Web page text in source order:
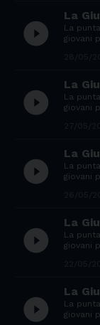
play_circle_filled
La
La
giovani
play_circle_filled
La
La
giovani
play_circle_filled
La
La
giovani
play_circle_filled
La
La
giovani
play_circle_filled
La
La
giovani